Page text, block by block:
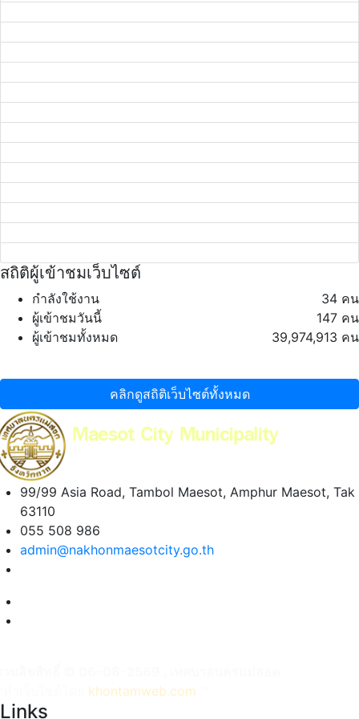
สถิติผู้เข้าชมเว็บไซต์
กำลังใช้งาน
34 คน
ผู้เข้าชมวันนี้
147 คน
ผู้เข้าชมทั้งหมด
39,974,913 คน
คลิกดูสถิติเว็บไซต์ทั้งหมด
99/99 Asia Road, Tambol Maesot, Amphur Maesot, Tak
63110
055 508 986
admin@nakhonmaesotcity.go.th
khontamweb.com
Links